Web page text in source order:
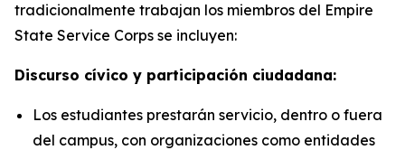
tradicionalmente trabajan los miembros del Empire
State Service Corps se incluyen:
Discurso cívico y participación ciudadana:
Los estudiantes prestarán servicio, dentro o fuera
del campus, con organizaciones como entidades